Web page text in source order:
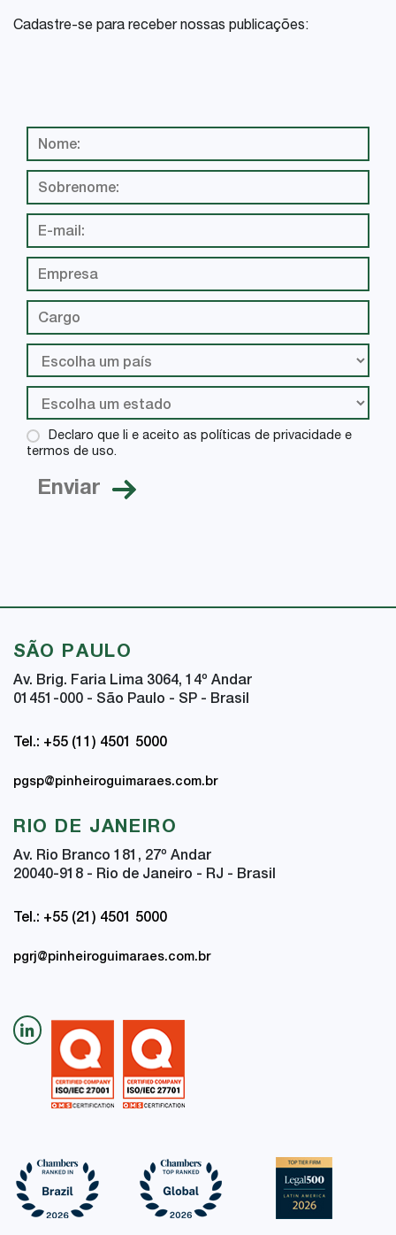
Cadastre-se para receber nossas publicações:
Declaro que li e aceito as políticas de privacidade e
termos de uso.
SÃO PAULO
Av. Brig. Faria Lima 3064, 14º Andar
01451-000 - São Paulo - SP - Brasil
Tel.: +55 (11) 4501 5000
pgsp@pinheiroguimaraes.com.br
RIO DE JANEIRO
Av. Rio Branco 181, 27º Andar
20040-918 - Rio de Janeiro - RJ - Brasil
Tel.: +55 (21) 4501 5000
pgrj@pinheiroguimaraes.com.br